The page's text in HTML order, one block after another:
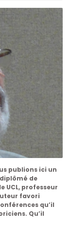
publions ici un
de
UCL, professeur
favori
qu’il
Qu’il